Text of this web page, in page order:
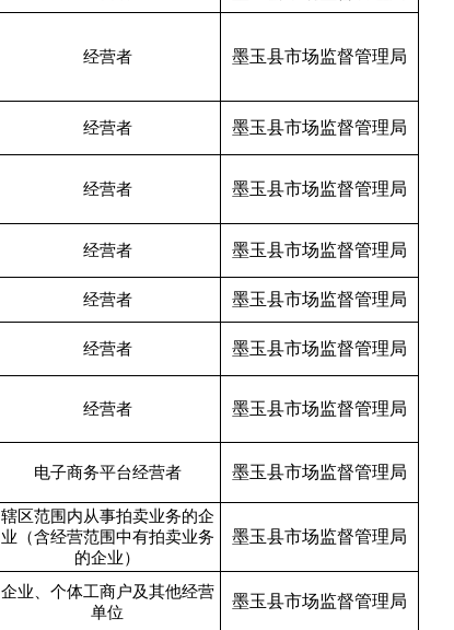
经营者 墨玉县市场监督管理局
经营者 墨玉县市场监督管理局
经营者 墨玉县市场监督管理局
经营者 墨玉县市场监督管理局
经营者 墨玉县市场监督管理局
经营者 墨玉县市场监督管理局
经营者 墨玉县市场监督管理局
电子商务平台经营者 墨玉县市场监督管理局
辖区范围内从事拍卖业务的企
业（含经营范围中有拍卖业务
的企业）
墨玉县市场监督管理局
企业、个体工商户及其他经营
单位
墨玉县市场监督管理局